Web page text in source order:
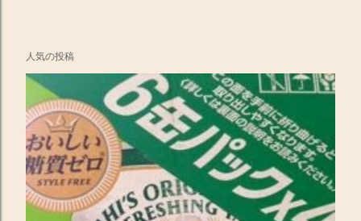
人気の投稿